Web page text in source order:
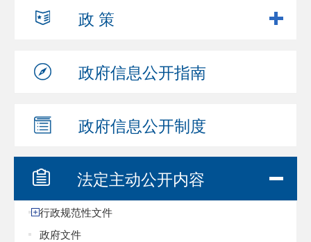
政 策
政府信息公开指南
政府信息公开制度
法定主动公开内容
行政规范性文件
政府文件